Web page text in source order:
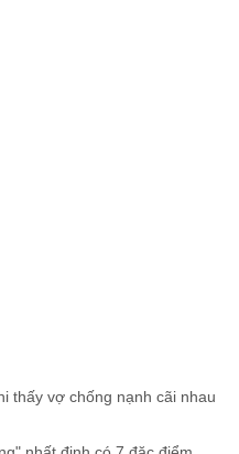
thấy vợ chống nạnh cãi nhau